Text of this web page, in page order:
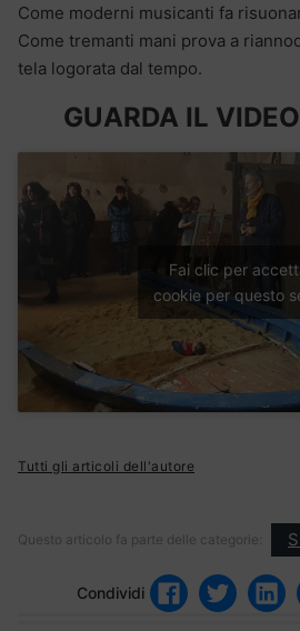
Come moderni musicanti fa
Come tremanti mani prova a
tela logorata dal tempo.
GUARDA IL
Fai clic per
cookie per questo
Tutti gli articoli dell'autore
Questo articolo fa parte delle categorie:
Condividi